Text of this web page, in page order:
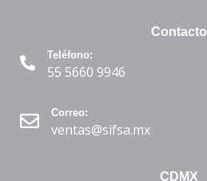
Contacto
Teléfono:
55 5660 9946
Correo:
ventas@sifsa.mx
CDMX